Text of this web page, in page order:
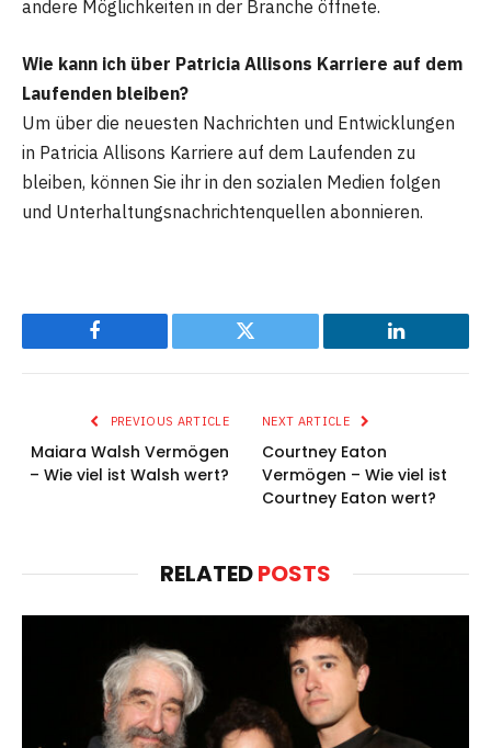
andere Möglichkeiten in der Branche öffnete.
Wie kann ich über Patricia Allisons Karriere auf dem
Laufenden bleiben?
Um über die neuesten Nachrichten und Entwicklungen
in Patricia Allisons Karriere auf dem Laufenden zu
bleiben, können Sie ihr in den sozialen Medien folgen
und Unterhaltungsnachrichtenquellen abonnieren.
Facebook Twitter LinkedIn
PREVIOUS ARTICLE
Maiara Walsh Vermögen
– Wie viel ist Walsh wert?
NEXT ARTICLE
Courtney Eaton
Vermögen – Wie viel ist
Courtney Eaton wert?
RELATEDPOSTS